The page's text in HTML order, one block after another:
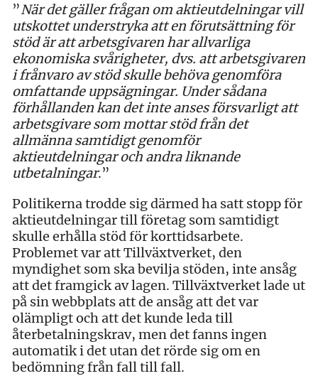
”När det gäller frågan om aktieutdelningar vill
utskottet understryka att en förutsättning för
stöd är att arbetsgivaren har allvarliga
ekonomiska svårigheter, dvs. att arbetsgivaren
i frånvaro av stöd skulle behöva genomföra
omfattande uppsägningar. Under sådana
förhållanden kan det inte anses försvarligt att
arbetsgivare som mottar stöd från det
allmänna samtidigt genomför
aktieutdelningar och andra liknande
utbetalningar.”
Politikerna trodde sig därmed ha satt stopp för
aktieutdelningar till företag som samtidigt
skulle erhålla stöd för korttidsarbete.
Problemet var att Tillväxtverket, den
myndighet som ska bevilja stöden, inte ansåg
att det framgick av lagen. Tillväxtverket lade ut
på sin webbplats att de ansåg att det var
olämpligt och att det kunde leda till
återbetalningskrav, men det fanns ingen
automatik i det utan det rörde sig om en
bedömning från fall till fall.